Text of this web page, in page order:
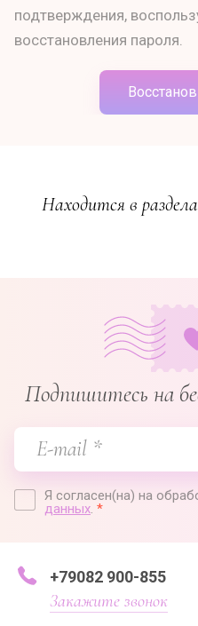
подтверждения,
восстановления пароля.
Находится в
Подпишитесь на
Я согласен(на) на
данных. *
+79082 900-855
Закажите звонок